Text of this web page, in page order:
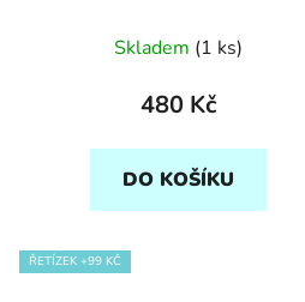
Skladem (1 ks)
480 Kč
DO KOŠÍKU
ŘETÍZEK +99 KČ